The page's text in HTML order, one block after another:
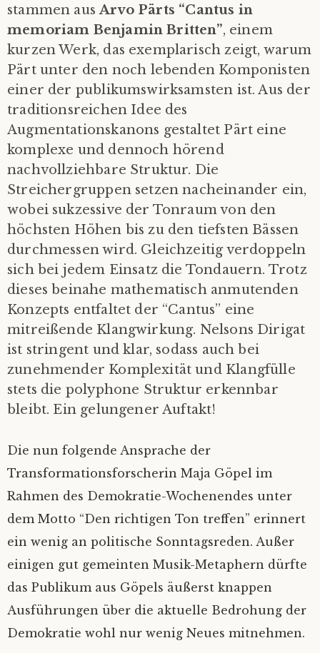
stammen ausArvo Pärts “Cantus in
memoriam Benjamin Britten”, einem
kurzen Werk, das exemplarisch zeigt, warum
Pärt unter den noch lebenden Komponisten
einer der publikumswirksamsten ist. Aus der
traditionsreichen Idee des
Augmentationskanons gestaltet Pärt eine
komplexe und dennoch hörend
nachvollziehbare Struktur. Die
Streichergruppen setzen nacheinander ein,
wobei sukzessive der Tonraum von den
höchsten Höhen bis zu den tiefsten Bässen
durchmessen wird. Gleichzeitig verdoppeln
sich bei jedem Einsatz die Tondauern. Trotz
dieses beinahe mathematisch anmutenden
Konzepts entfaltet der “Cantus” eine
mitreißende Klangwirkung. Nelsons Dirigat
ist stringent und klar, sodass auch bei
zunehmender Komplexität und Klangfülle
stets die polyphone Struktur erkennbar
bleibt. Ein gelungener Auftakt!
Die nun folgende Ansprache der
Transformationsforscherin Maja Göpel im
Rahmen des Demokratie-Wochenendes unter
dem Motto “Den richtigen Ton treffen” erinnert
ein wenig an politische Sonntagsreden. Außer
einigen gut gemeinten Musik-Metaphern dürfte
das Publikum aus Göpels äußerst knappen
Ausführungen über die aktuelle Bedrohung der
Demokratie wohl nur wenig Neues mitnehmen.